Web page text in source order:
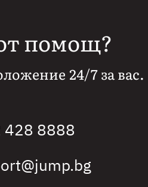
помощ?
24/7 за вас.
428 8888